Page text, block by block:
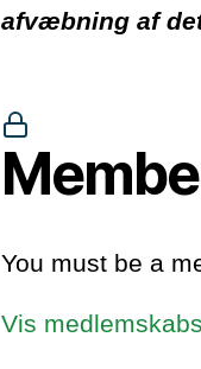
afvæbning af
You must be a
Vis